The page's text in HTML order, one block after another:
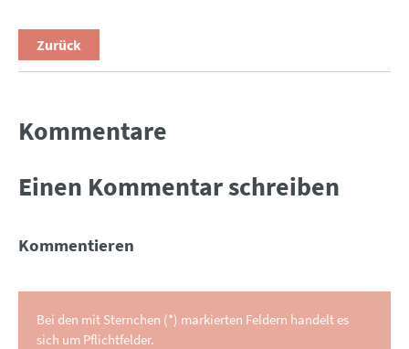
Zurück
Kommentare
Einen Kommentar schreiben
Kommentieren
Bei den mit Sternchen (*) markierten Feldern handelt es
sich um Pflichtfelder.